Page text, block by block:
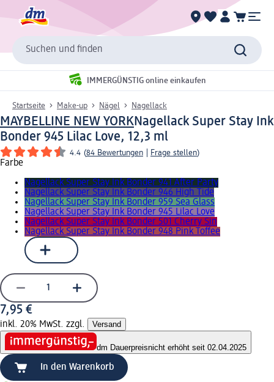
Suchen und finden
IMMERGÜNSTIG online einkaufen
Startseite Make-up Nägel Nagellack
MAYBELLINE NEW YORKNagellack Super Stay Ink
Bonder 945 Lilac Love, 12,3 ml
4.4 (84 Bewertungen Frage stellen)
Farbe
Nagellack Super Stay Ink Bonder 941 After Party
Nagellack Super Stay Ink Bonder 946 High Tide
Nagellack Super Stay Ink Bonder 959 Sea Glass
Nagellack Super Stay Ink Bonder 945 Lilac Love
Nagellack Super Stay Ink Bonder 501 Cherry Sin
Nagellack Super Stay Ink Bonder 948 Pink Toffee
7,95 €
inkl. 20% MwSt. zzgl. Versand
dm Dauerpreisnicht erhöht seit 02.04.2025
In den Warenkorb